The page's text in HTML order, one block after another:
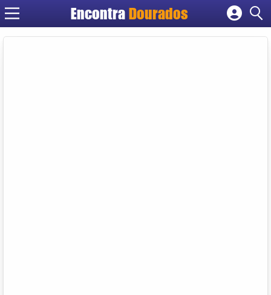
EncontraDourados
Cadastrar empresa